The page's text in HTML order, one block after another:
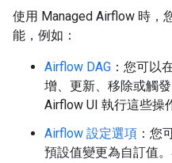
使用 Managed Airflow 時，
能，例如：
Airflow DAG ：您可以
增、更新、移除或觸
Airflow UI 執行這些操
Airflow 設定選項 ：您
預設值變更為自訂值